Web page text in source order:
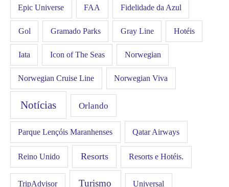
Epic Universe FAA Fidelidade da Azul
Gol Gramado Parks Gray Line Hotéis
Iata Icon of The Seas Norwegian
Norwegian Cruise Line Norwegian Viva
Notícias Orlando
Parque Lençóis Maranhenses Qatar Airways
Reino Unido Resorts Resorts e Hotéis.
TripAdvisor Turismo Universal